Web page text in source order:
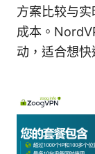
方案比较与
成本。
动，适合想快